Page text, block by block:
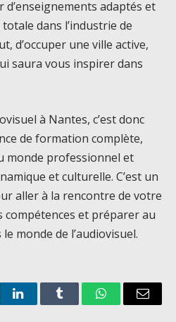
d’enseignements adaptés et
dans l’industrie de
d’occuper une ville active,
saura vous inspirer dans
à Nantes, c’est donc
de formation complète,
monde professionnel et
et culturelle. C’est un
aller à la rencontre de votre
compétences et préparer au
monde de l’audiovisuel.
LinkedInTumblr WhatsAppEmail